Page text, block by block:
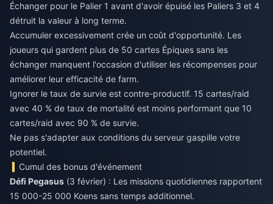
Échanger pour le Palier 1 avant d'avoir épuisé les Paliers 3 et 4
détruit la valeur à long terme.
Accumuler excessivement crée un coût d'opportunité. Les
joueurs qui gardent plus de 50 cartes Épiques sans les
échanger manquent l'occasion d'utiliser les récompenses pour
améliorer leur efficacité de farm.
Ignorer le taux de survie est contre-productif. 15 cartes/raid
avec 40 % de taux de mortalité est moins performant que 10
cartes/raid avec 90 % de survie.
Ne pas s'adapter aux conditions du serveur gaspille votre
potentiel.
Cumul des bonus d'événement
Défi Pegasus (3 février) : Les missions quotidiennes rapportent
15 000-25 000 Koens sans temps additionnel.